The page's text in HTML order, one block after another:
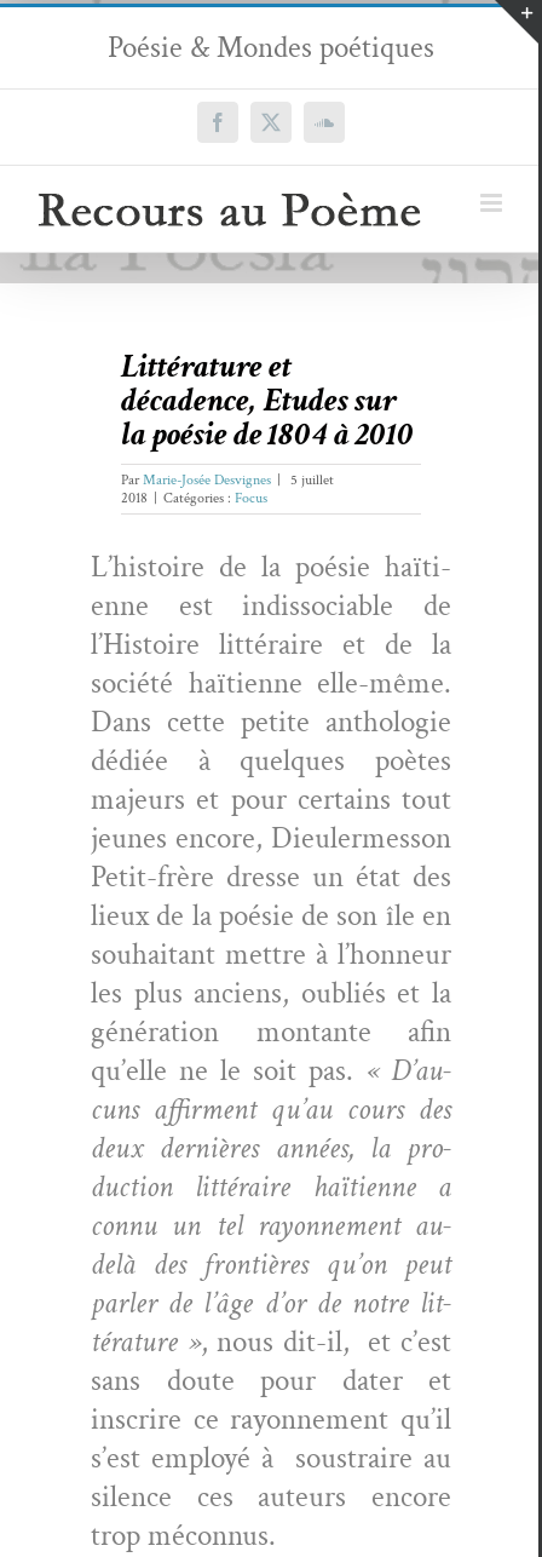
Passer
contenu
Poésie & Mondes poétiques
Facebook
X SoundCloud
Littérature et
décadence, Etudes sur
la poésie de 1804 à 2010
ParMarie-Josée Desvignes
5 juillet
2018
Catégories : Focus
L’his­toire de la poésie haï­ti­
enne est indis­so­cia­ble de
l’His­toire lit­téraire et de la
société haï­ti­enne elle-même.
Dans cette petite antholo­gie
dédiée à quelques poètes
majeurs et pour cer­tains tout
jeunes encore, Dieuler­mes­son
Petit-frère dresse un état des
lieux de la poésie de son île en
souhai­tant met­tre à l’hon­neur
les plus anciens, oubliés et la
généra­tion mon­tante afin
qu’elle ne le soit pas. « D’au­
cuns affir­ment qu’au cours des
deux dernières années, la pro­
duc­tion lit­téraire haï­ti­enne a
con­nu un tel ray­on­nement au-
delà des fron­tières qu’on peut
par­ler de l’âge d’or de notre lit­
téra­ture », nous dit-il, et c’est
sans doute pour dater et
inscrire ce ray­on­nement qu’il
s’est employé à sous­traire au
silence ces auteurs encore
trop méconnus.